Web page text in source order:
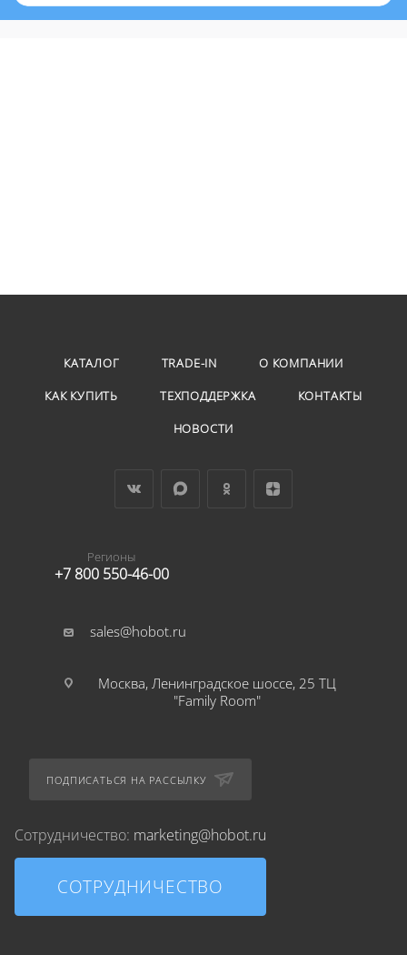
КАТАЛОГ TRADE-IN
О КОМПАНИИ
КАК КУПИТЬ
ТЕХПОДДЕРЖКА
КОНТАКТЫ
НОВОСТИ
Регионы
+7 800 550-46-00
sales@hobot.ru
Москва, Ленинградское шоссе, 25 ТЦ
"Family Room"
ПОДПИСАТЬСЯ НА РАССЫЛКУ
Сотрудничество: marketing@hobot.ru
СОТРУДНИЧЕСТВО